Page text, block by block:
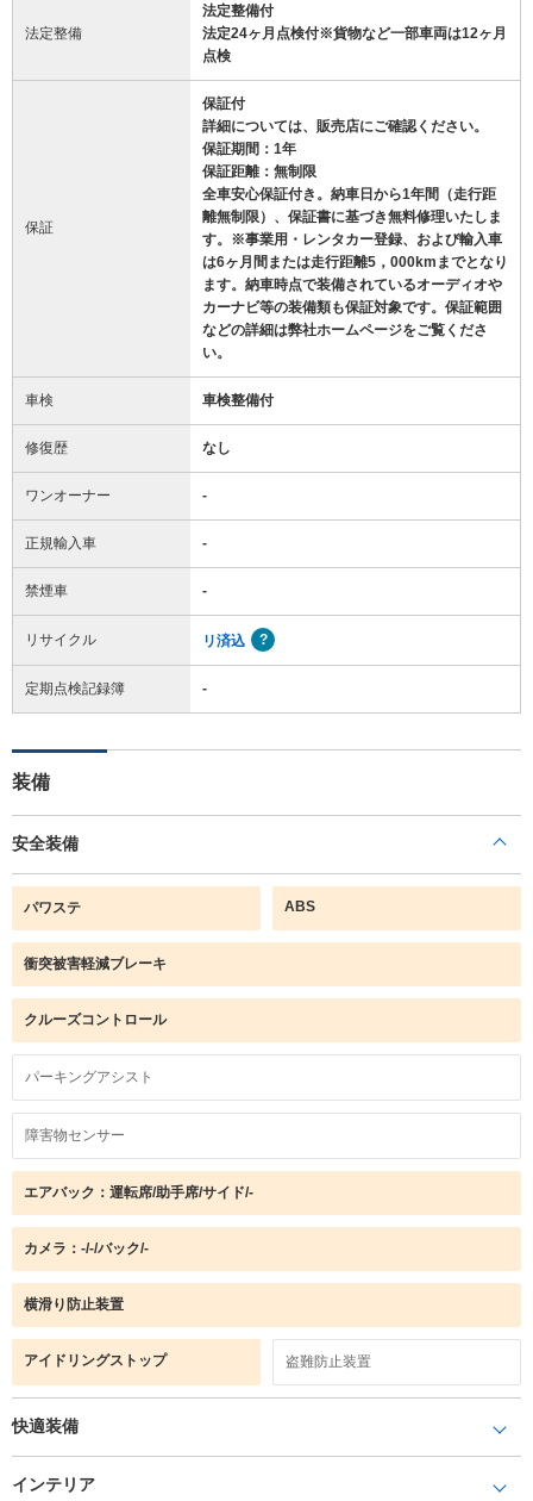
法定整備
法定整備付
法定24ヶ月点検付※貨物など一部車両は12ヶ月
点検
保証
保証付
詳細については、販売店にご確認ください。
保証期間：1年
保証距離：無制限
全車安心保証付き。納車日から1年間（走行距
離無制限）、保証書に基づき無料修理いたしま
す。※事業用・レンタカー登録、および輸入車
は6ヶ月間または走行距離5，000kmまでとなり
ます。納車時点で装備されているオーディオや
カーナビ等の装備類も保証対象です。保証範囲
などの詳細は弊社ホームページをご覧くださ
い。
車検 車検整備付
修復歴 なし
ワンオーナー -
正規輸入車 -
禁煙車 -
リサイクル リ済込
定期点検記録簿 -
装備
安全装備
パワステ ABS
衝突被害軽減ブレーキ
クルーズコントロール
パーキングアシスト
障害物センサー
エアバック：運転席/助手席/サイド/-
カメラ：-/-/バック/-
横滑り防止装置
アイドリングストップ 盗難防止装置
快適装備
インテリア